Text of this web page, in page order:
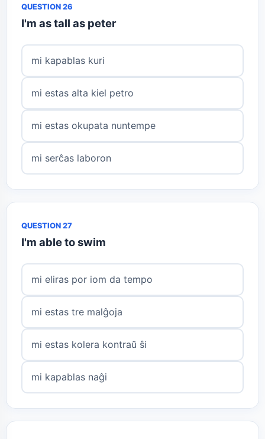
QUESTION 26
I'm as tall as peter
mi kapablas kuri
mi estas alta kiel petro
mi estas okupata nuntempe
mi serĉas laboron
QUESTION 27
I'm able to swim
mi eliras por iom da tempo
mi estas tre malĝoja
mi estas kolera kontraŭ ŝi
mi kapablas naĝi